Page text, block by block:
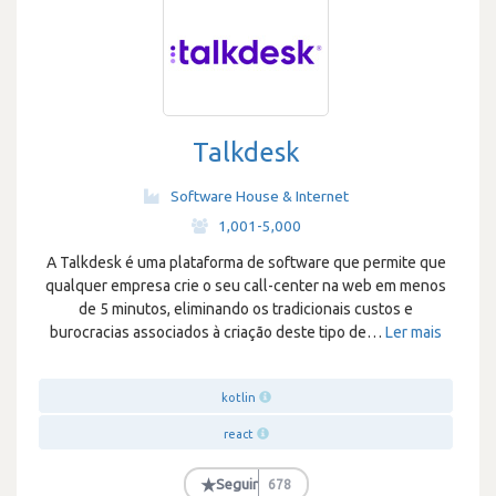
Talkdesk
Software House & Internet
1,001-5,000
A Talkdesk é uma plataforma de software que permite que
qualquer empresa crie o seu call-center na web em menos
de 5 minutos, eliminando os tradicionais custos e
burocracias associados à criação deste tipo de… Ler mais
kotlin
react
★Seguir 678